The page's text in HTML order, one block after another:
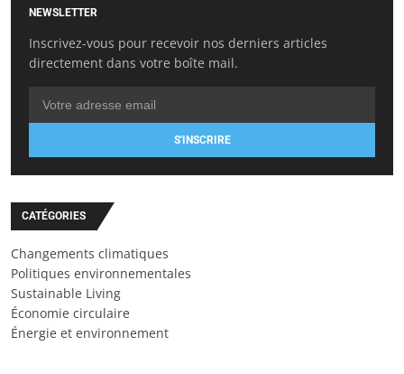
NEWSLETTER
Inscrivez-vous pour recevoir nos derniers articles
directement dans votre boîte mail.
S'INSCRIRE
CATÉGORIES
Changements climatiques
Politiques environnementales
Sustainable Living
Économie circulaire
Énergie et environnement